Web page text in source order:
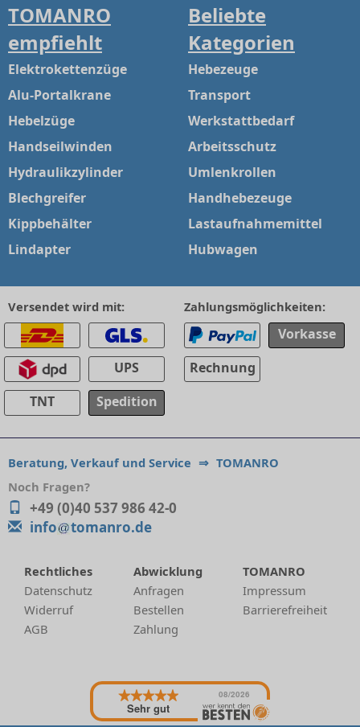
TOMANRO
empfiehlt
Elektrokettenzüge
Alu-Portalkrane
Hebelzüge
Handseilwinden
Hydraulikzylinder
Blechgreifer
Kippbehälter
Lindapter
Beliebte
Kategorien
Hebezeuge
Transport
Werkstattbedarf
Arbeitsschutz
Umlenkrollen
Handhebezeuge
Lastaufnahmemittel
Hubwagen
Versendet wird mit:
UPS
TNT
Spedition
Zahlungsmöglichkeiten:
Vorkasse
Rechnung
Beratung, Verkauf und Service ⇒ TOMANRO
Noch Fragen?
+49 (0)40 537 986 42-0
info
tomanro.de
Rechtliches
Datenschutz
Widerruf
AGB
Abwicklung
Anfragen
Bestellen
Zahlung
TOMANRO
Impressum
Barrierefreiheit
Sehr gut
08/2026